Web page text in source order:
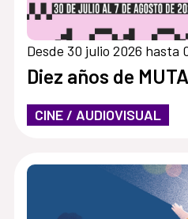
Desde 30 julio 2026 hasta
Diez años de MUTA
CINE / AUDIOVISUAL